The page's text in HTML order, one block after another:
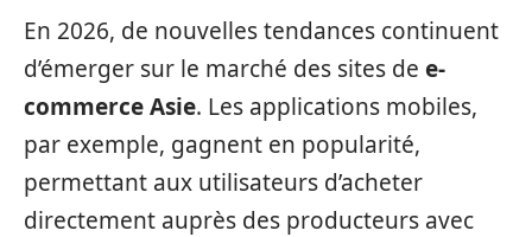
En 2026, de nouvelles tendances continuent
d’émerger sur le marché des sites de e-
commerce Asie. Les applications mobiles,
par exemple, gagnent en popularité,
permettant aux utilisateurs d’acheter
directement auprès des producteurs avec